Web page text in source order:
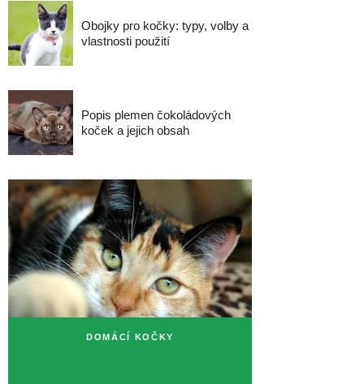
Obojky pro kočky: typy, volby a
vlastnosti použití
Popis plemen čokoládových
koček a jejich obsah
DOMÁCÍ KOČKY